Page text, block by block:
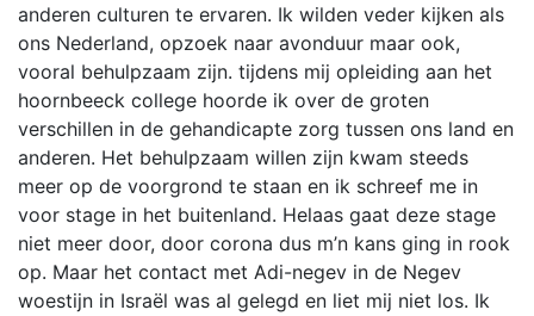
anderen culturen te ervaren. Ik wilden veder kijken als
ons Nederland, opzoek naar avonduur maar ook,
vooral behulpzaam zijn. tijdens mij opleiding aan het
hoornbeeck college hoorde ik over de groten
verschillen in de gehandicapte zorg tussen ons land en
anderen. Het behulpzaam willen zijn kwam steeds
meer op de voorgrond te staan en ik schreef me in
voor stage in het buitenland. Helaas gaat deze stage
niet meer door, door corona dus m’n kans ging in rook
op. Maar het contact met Adi-negev in de Negev
woestijn in Israël was al gelegd en liet mij niet los. Ik